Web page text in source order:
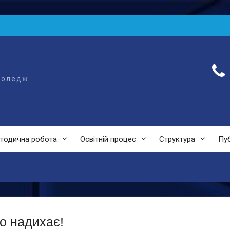
робота Освітній процес Структура
надихає!